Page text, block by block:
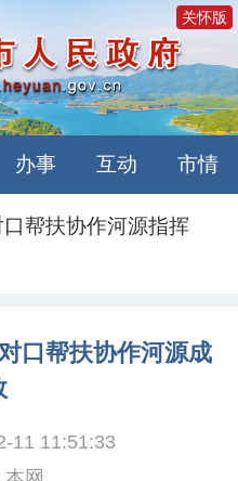
关怀版
办事 互动 市情
帮扶协作河源指挥
口帮扶协作河源成
11 11:51:33